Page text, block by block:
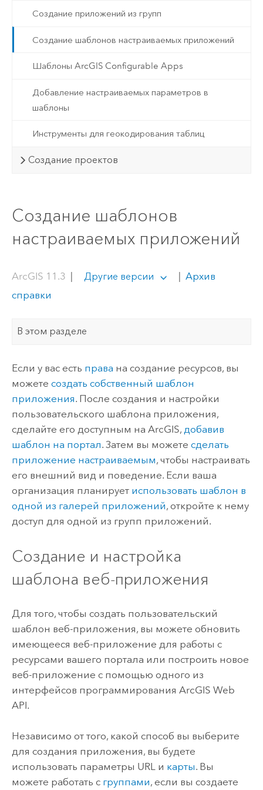
Создание приложений из групп
Создание шаблонов настраиваемых приложений
Шаблоны ArcGIS Configurable Apps
Добавление настраиваемых параметров в
шаблоны
Инструменты для геокодирования таблиц
Создание проектов
Создание шаблонов
настраиваемых приложений
ArcGIS 11.3 | Другие версии | Архив
справки
В этом разделе
Если у вас есть права на создание ресурсов, вы
можете создать собственный шаблон
приложения. После создания и настройки
пользовательского шаблона приложения,
сделайте его доступным на ArcGIS, добавив
шаблон на портал.Затем вы можете сделать
приложение настраиваемым, чтобы настраивать
его внешний вид и поведение. Если ваша
организация планирует использовать шаблон в
одной из галерей приложений, откройте к нему
доступ для одной из групп приложений.
Создание и настройка
шаблона веб-приложения
Для того, чтобы создать пользовательский
шаблон веб-приложения, вы можете обновить
имеющееся веб-приложение для работы с
ресурсами вашего портала или построить новое
веб-приложение с помощью одного из
интерфейсов программирования ArcGIS Web
API.
Независимо от того, какой способ вы выберите
для создания приложения, вы будете
использовать параметры URL и карты.Вы
можете работать с группами, если вы создаете